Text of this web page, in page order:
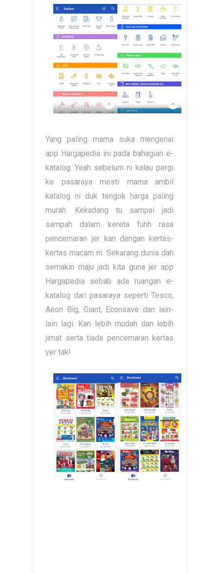
Yang paling mama suka mengenai
app Hargapedia ini pada bahagian e-
katalog. Yeah sebelum ni kalau pergi
ke pasaraya mesti mama ambil
katalog ni duk tengok harga paling
murah. Kekadang tu sampai jadi
sampah dalam kereta fuhh rasa
pencemaran jer kan dengan kertas-
kertas macam ni. Sekarang dunia dah
semakin maju jadi kita guna jer app
Hargapedia sebab ada ruangan e-
katalog dari pasaraya seperti Tesco,
Aeon Big, Giant, Econsave dan lain-
lain lagi. Kan lebih mudah dan lebih
jimat serta tiada pencemaran kertas
yer tak!